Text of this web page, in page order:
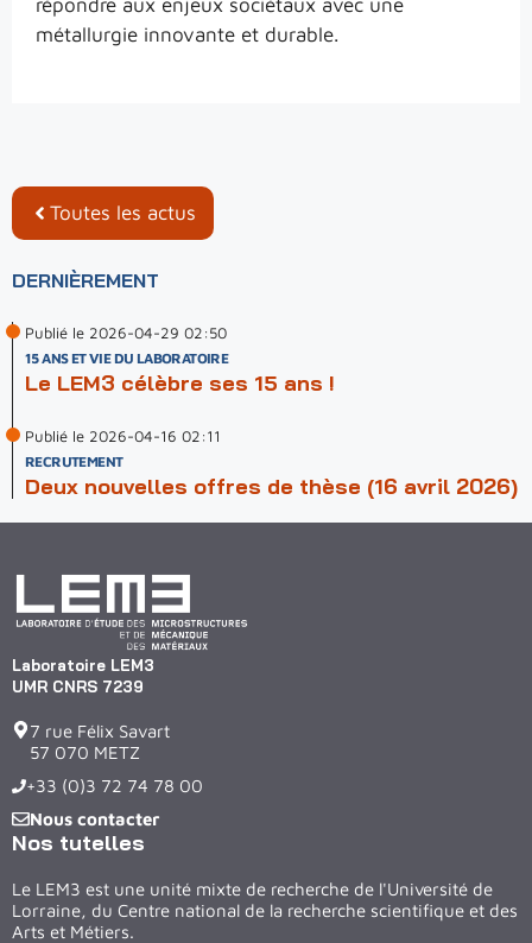
métallurgie innovante et durable.
Toutes les actus
DERNIÈREMENT
Publié le 2026-04-29 02:50
15 ANS ET VIE DU LABORATOIRE
Le LEM3 célèbre ses 15 ans !
Publié le 2026-04-16 02:11
RECRUTEMENT
Deux nouvelles offres de thèse (16 avril 2026)
Laboratoire LEM3
UMR CNRS 7239
7 rue Félix Savart
57 070 METZ
+33 (0)3 72 74 78 00
Nous contacter
Nos tutelles
Le LEM3 est une unité mixte de recherche de l'Université de
Lorraine, du Centre national de la recherche scientifique et des
Arts et Métiers.